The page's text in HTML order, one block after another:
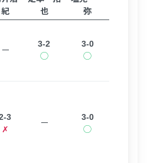
紀
也
弥
ー
3-2
◯
3-0
◯
3
✗
ー
3-0
◯